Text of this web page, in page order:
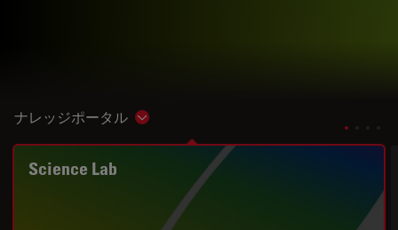
ナレッジポータル Show subnavigation
Science Lab